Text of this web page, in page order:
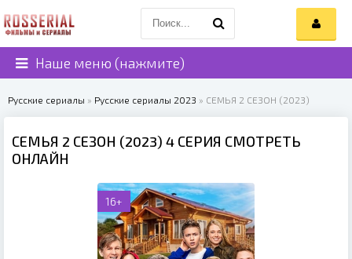
Наше меню (нажмите)
Русские сериалы » Русские сериалы 2023 » СЕМЬЯ 2 СЕЗОН (2023)
СЕМЬЯ 2 СЕЗОН (2023) 4 СЕРИЯ СМОТРЕТЬ
ОНЛАЙН
16+